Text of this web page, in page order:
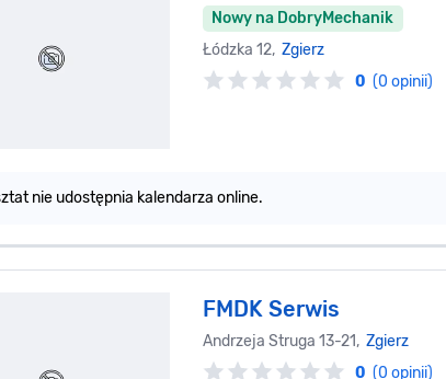
Nowy na DobryMechanik
Łódzka 12, Zgierz
0 (0 opinii)
nie udostępnia kalendarza online.
FMDK Serwis
Andrzeja Struga 13-21, Zgierz
0 (0 opinii)